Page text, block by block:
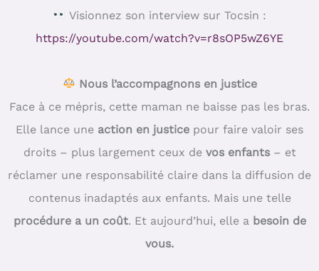
Visionnez son interview sur Tocsin :
https://youtube.com/watch?v=r8sOP5wZ6YE
Nous l’accompagnons en justice
Face à ce mépris, cette maman ne baisse pas les bras.
Elle lance une action en justice pour faire valoir ses
droits – plus largement ceux devos enfants– et
réclamer une responsabilité claire dans la diffusion de
contenus inadaptés aux enfants. Mais une telle
procédure a un coût. Et aujourd’hui, elle a besoin de
vous.